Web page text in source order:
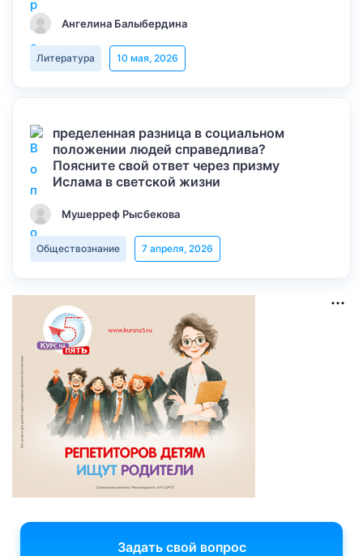
Ангелина Балыбердина
Литература 10 мая, 2026
пределенная разница в социальном
положении людей справедлива?
Поясните свой ответ через призму
Ислама в светской жизни
Мушерреф Рысбекова
Обществознание 7 апреля, 2026
Задать свой вопрос